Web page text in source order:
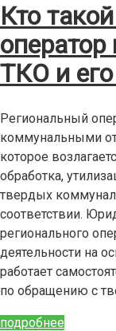
Кто
ТКО и
Региональный
коммунальными
которое
обработка,
твердых
соответствии.
регионального
деятельности на
работает
по обращению с
подробнее